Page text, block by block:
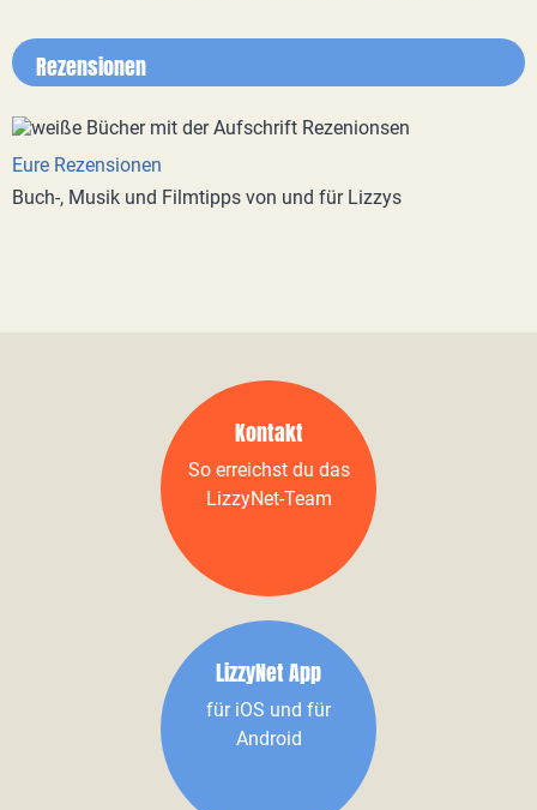
Rezensionen
Eure Rezensionen
Buch-, Musik und Filmtipps von und für Lizzys
Kontakt
So erreichst du das
LizzyNet-Team
LizzyNet App
für iOS und für
Android